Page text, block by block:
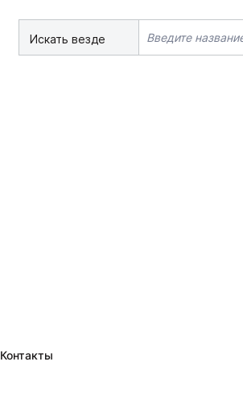
Искать везде
Контакты